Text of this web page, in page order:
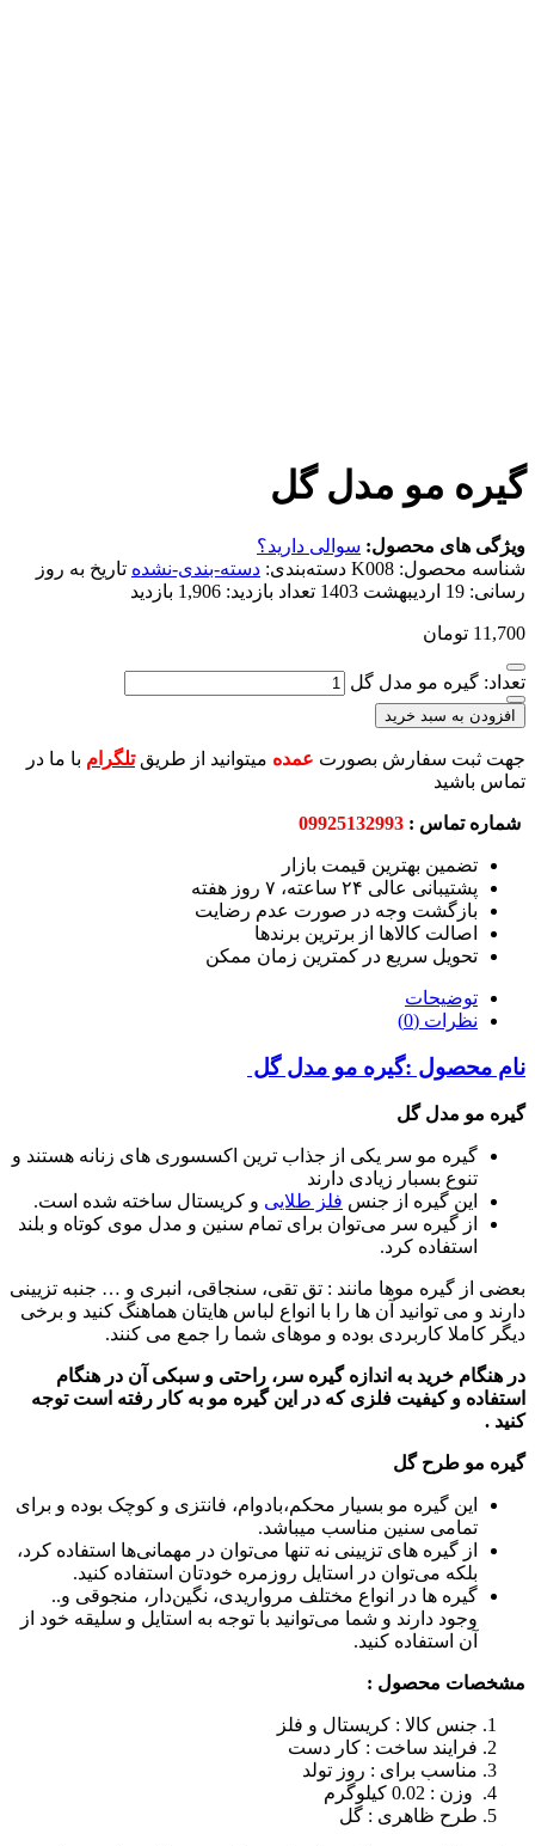
مدل گل
محصول: سوالی دارید؟
K008 دسته‌بندی:دسته-بندی-نشده تاریخ به روز
تعداد بازدید: 1,906 بازدید
مو مدل گل
خرید
بصورت عمدهمیتوانید از طریق تلگرام با ما در
:
09925132993
بهترین قیمت بازار
۲۴ ساعته، ۷ روز هفته
وجه در صورت عدم رضایت
کالاها از برترین برندها
سریع در کمترین زمان ممکن
:گیره مو مدل گل
گل
مو سر یکی از جذاب ترین اکسسوری های زنانه هستند و
زیادی دارند
از جنسفلز طلاییو کریستال ساخته شده است.
سر می‌توان برای تمام سنین و مدل موی کوتاه و بلند
موها مانند : تق تقی، سنجاقی، انبری و … جنبه تزیینی
آن ها را با انواع لباس هایتان هماهنگ کنید و برخی
کاربردی بوده و موهای شما را جمع می کنند.
به اندازه گیره سر، راحتی و سبکی آن در هنگام
فلزی که در این گیره مو به کار رفته است توجه
گل
مو بسیار محکم،بادوام، فانتزی و کوچک بوده و برای
سنین مناسب میباشد.
های تزیینی نه تنها می‌توان در مهمانی‌ها استفاده کرد،
در استایل روز‌مره خودتان استفاده کنید.
در انواع مختلف مرواریدی، نگین‌دار، منجوقی و..
و شما می‌توانید با توجه به استایل و سلیقه خود از
کنید.
:
: کریستال و فلز
ساخت : کار دست
برای : روز تولد
: گل